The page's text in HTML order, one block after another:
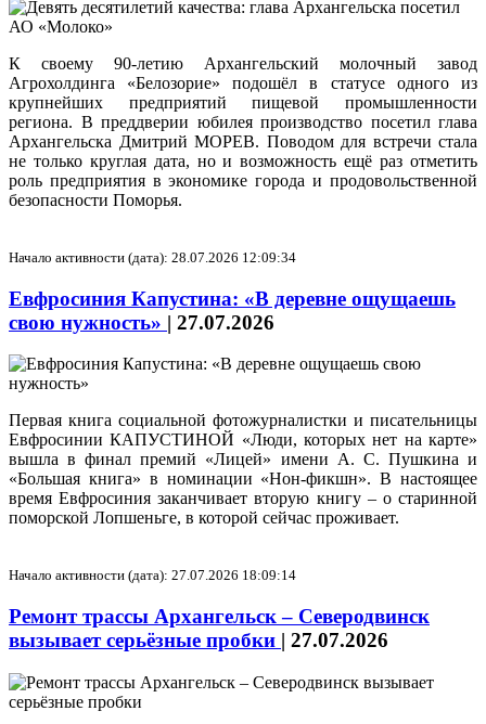
К своему 90-летию Архангельский молочный завод
Агрохолдинга «Белозорие» подошёл в статусе одного из
крупнейших предприятий пищевой промышленности
региона. В преддверии юбилея производство посетил глава
Архангельска Дмитрий МОРЕВ. Поводом для встречи стала
не только круглая дата, но и возможность ещё раз отметить
роль предприятия в экономике города и продовольственной
безопасности Поморья.
Начало активности (дата): 28.07.2026 12:09:34
Евфросиния Капустина: «В деревне ощущаешь
свою нужность» | 27.07.2026
Первая книга социальной фотожурналистки и писательницы
Евфросинии КАПУСТИНОЙ «Люди, которых нет на карте»
вышла в финал премий «Лицей» имени А. С. Пушкина и
«Большая книга» в номинации «Нон-фикшн». В настоящее
время Евфросиния заканчивает вторую книгу – о старинной
поморской Лопшеньге, в которой сейчас проживает.
Начало активности (дата): 27.07.2026 18:09:14
Ремонт трассы Архангельск – Северодвинск
вызывает серьёзные пробки | 27.07.2026